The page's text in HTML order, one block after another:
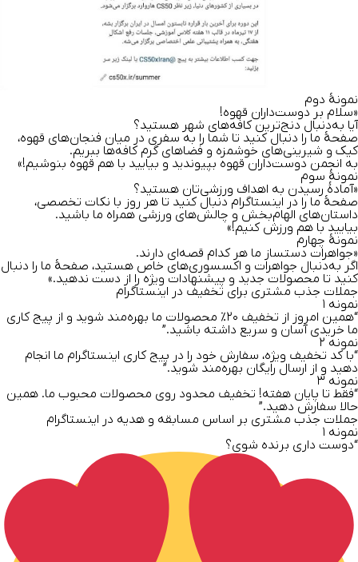
نمونهٔ دوم
«سلام بر دوست‌داران قهوه!
آیا به‌دنبال دنج‌ترین کافه‌های شهر هستید؟
صفحهٔ ما را دنبال کنید تا شما را به سفری در میان فنجان‌های قهوه،
کیک و شیرینی‌های خوشمزه و فضاهای گرم کافه‌ها ببریم.
به انجمن دوست‌داران قهوه بپیوندید و بیایید با هم قهوه بنوشیم!»
نمونهٔ سوم
«آمادهٔ رسیدن به اهداف ورزشی‌تان هستید؟
صفحهٔ ما را در اینستاگرام دنبال کنید تا هر روز با نکات تخصصی،
داستان‌های الهام‌بخش و چالش‌های ورزشی همراه ما باشید.
بیایید با هم ورزش کنیم!»
نمونهٔ چهارم
«جواهرات دستساز ما هر کدام قصه‌ای دارند.
اگر به‌دنبال جواهرات و اکسسوری‌های خاص هستید، صفحهٔ ما را دنبال
کنید تا محصولات جدید و پیشنهادات ویژه را از دست ندهید.»
جملات جذب مشتری برای تخفیف در اینستاگرام
نمونه ۱
“همین امروز از تخفیف ۲۰٪ محصولات ما بهره‌مند شوید و از پیج کاری
ما خریدی آسان و سریع داشته باشید.”
نمونه ۲
“باکد تخفیف ویژه، سفارش خود را در پیج کاری اینستاگرام ما انجام
دهید و از ارسال رایگان بهره‌مند شوید.”
نمونه ۳
“فقط تا پایان هفته! تخفیف محدود روی محصولات محبوب ما. همین
حالا سفارش دهید.”
جملات جذب مشتری بر اساس مسابقه و هدیه در اینستاگرام
نمونه ۱
“دوست داری برنده شوی؟